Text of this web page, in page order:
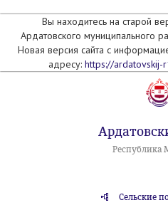
Вы находитесь на старой
Ардатовского муниципального
Новая версия сайта с
адресу: https://ardatovskij-
Республика
Сельские